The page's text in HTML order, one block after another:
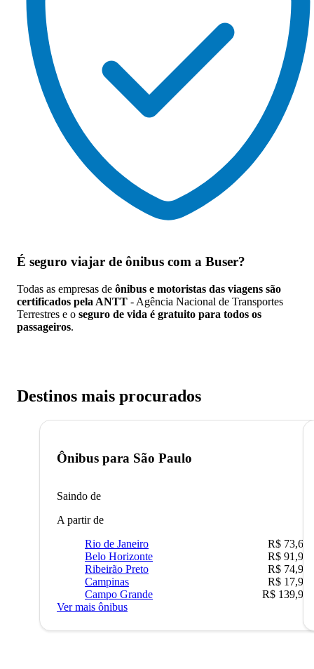
É seguro viajar de ônibus com a Buser?
Todas as empresas de ônibus e motoristas das viagens são
certificados pela ANTT - Agência Nacional de Transportes
Terrestres e o seguro de vida é gratuito para todos os
passageiros.
Destinos mais procurados
Ônibus para São Paulo
Saindo de
A partir de
Rio de Janeiro
R$ 73,68
Belo Horizonte
R$ 91,90
Ribeirão Preto
R$ 74,90
Campinas
R$ 17,90
Campo Grande
R$ 139,90
Ver mais ônibus